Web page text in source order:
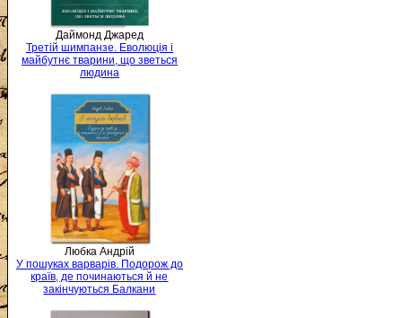
Даймонд Джаред
Третій шимпанзе. Еволюція і
майбутнє тварини, що зветься
людина
Любка Андрій
У пошуках варварів. Подорож до
країв, де починаються й не
закінчуються Балкани